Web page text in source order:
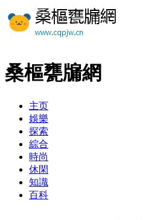
桑樞甕牖網
主页
娛樂
探索
綜合
時尚
休閑
知識
百科